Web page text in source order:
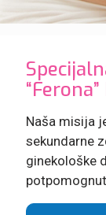
Naša misija
sekundarne
ginekološke